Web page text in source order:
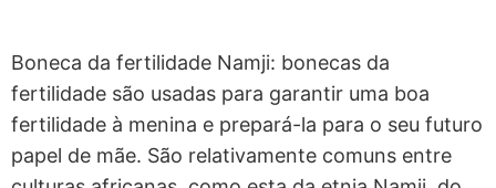
Boneca da fertilidade Namji: bonecas da
fertilidade são usadas para garantir uma boa
fertilidade à menina e prepará-la para o seu futuro
papel de mãe. São relativamente comuns entre